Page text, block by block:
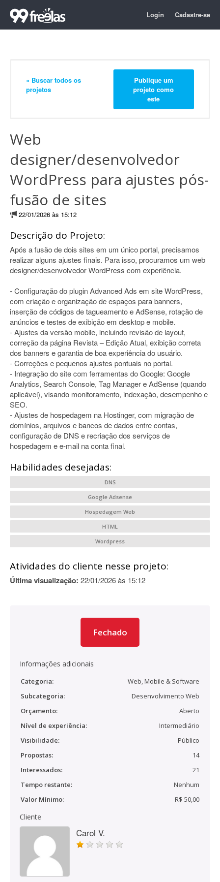
Login Cadastre-se
« Buscar todos os
projetos
Publique um
projeto como
este
Web
designer/desenvolvedor
WordPress para ajustes pós-
fusão de sites
22/01/2026 às 15:12
Descrição do Projeto:
Após a fusão de dois sites em um único portal, precisamos
realizar alguns ajustes finais. Para isso, procuramos um web
designer/desenvolvedor WordPress com experiência.
- Configuração do plugin Advanced Ads em site WordPress,
com criação e organização de espaços para banners,
inserção de códigos de tagueamento e AdSense, rotação de
anúncios e testes de exibição em desktop e mobile.
- Ajustes da versão mobile, incluindo revisão de layout,
correção da página Revista – Edição Atual, exibição correta
dos banners e garantia de boa experiência do usuário.
- Correções e pequenos ajustes pontuais no portal.
- Integração do site com ferramentas do Google: Google
Analytics, Search Console, Tag Manager e AdSense (quando
aplicável), visando monitoramento, indexação, desempenho e
SEO.
- Ajustes de hospedagem na Hostinger, com migração de
domínios, arquivos e bancos de dados entre contas,
configuração de DNS e recriação dos serviços de
hospedagem e e-mail na conta final.
Habilidades desejadas:
DNS
Google Adsense
Hospedagem Web
HTML
Wordpress
Atividades do cliente nesse projeto:
Última visualização: 22/01/2026 às 15:12
Fechado
Informações adicionais
Categoria:
Web, Mobile & Software
Subcategoria:
Desenvolvimento Web
Orçamento:
Aberto
Nível de experiência:
Intermediário
Visibilidade:
Público
Propostas:
14
Interessados:
21
Tempo restante:
Nenhum
Valor Mínimo:
R$ 50,00
Cliente
Carol V.